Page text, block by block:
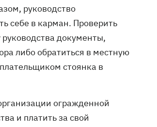
руководство
себе в карман. Проверить
документы,
либо обратиться в местную
стоянка в
огражденной
и платить за свой